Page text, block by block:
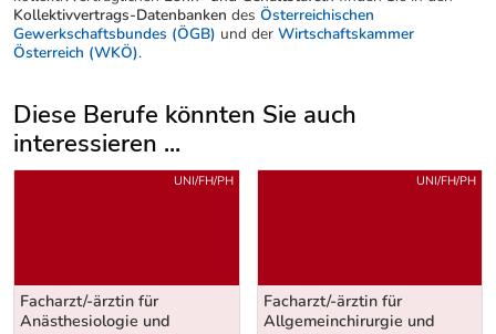
Kollektivvertrags-Datenbanken des Österreichischen
Gewerkschaftsbundes (ÖGB) und der Wirtschaftskammer
Österreich (WKÖ).
Diese Berufe könnten Sie auch
interessieren ...
Uber weitere Berufsvorschläge
Facharzt/-ärztin für
Anästhesiologie und
UNI/FH/PH
Facharzt/-ärztin für
Allgemeinchirurgie und
UNI/FH/PH